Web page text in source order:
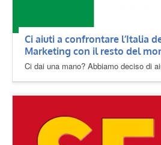
Ci aiuti a confrontare l’Italia
Marketing con il resto del
Ci dai una mano? Abbiamo deciso di